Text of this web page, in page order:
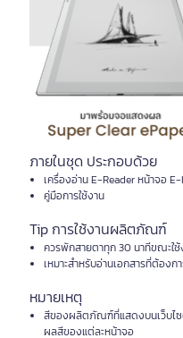
ภายในชุด ประกอบด้วย
เครื่องอ่าน E-Reader หน้าจอ
คู่มือการใช้งาน
Tip การใช้งานผลิตภัณฑ์
ควรพักสายตาทุก 30 นาทีขณะใ
เหมาะสำหรับอ่านเอกสารที่ต้อง
หมายเหตุ
สีของผลิตภัณฑ์ที่แสดงบนเว็บไซ
ผลสีของแต่ละหน้าจอ